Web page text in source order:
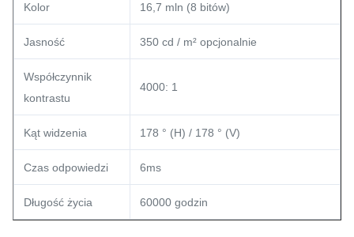
Kolor 16,7 mln (8 bitów)
Jasność 350 cd / m² opcjonalnie
Współczynnik
kontrastu
4000: 1
Kąt widzenia 178 ° (H) / 178 ° (V)
Czas odpowiedzi 6ms
Długość życia 60000 godzin